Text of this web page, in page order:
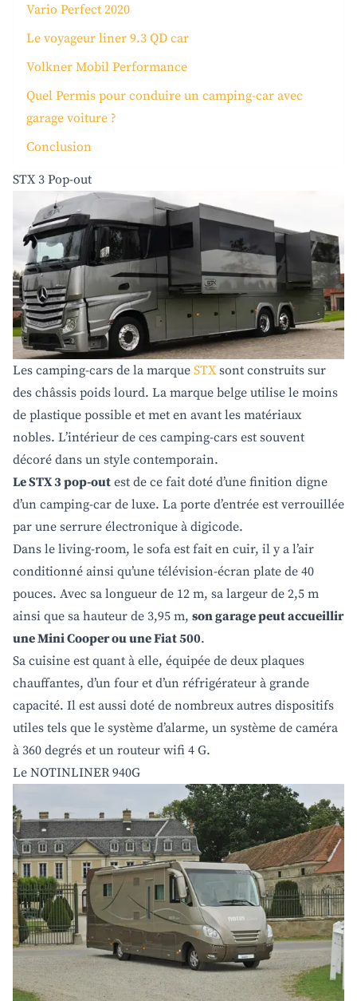
Vario Perfect 2020
Le voyageur liner 9.3 QD car
Volkner Mobil Performance
Quel Permis pour conduire un camping-car avec
garage voiture ?
Conclusion
STX 3 Pop-out
Les camping-cars de la marque STXsont construits sur
des châssis poids lourd. La marque belge utilise le moins
de plastique possible et met en avant les matériaux
nobles. L’intérieur de ces camping-cars est souvent
décoré dans un style contemporain.
Le STX 3 pop-out est de ce fait doté d’une finition digne
d’un camping-car de luxe. La porte d’entrée est verrouillée
par une serrure électronique à digicode.
Dans le living-room, le sofa est fait en cuir, il y a l’air
conditionné ainsi qu’une télévision-écran plate de 40
pouces. Avec sa longueur de 12 m, sa largeur de 2,5 m
ainsi que sa hauteur de 3,95 m, son garage peut accueillir
une Mini Cooper ou une Fiat 500.
Sa cuisine est quant à elle, équipée de deux plaques
chauffantes, d’un four et d’un réfrigérateur à grande
capacité. Il est aussi doté de nombreux autres dispositifs
utiles tels que le système d’alarme, un système de caméra
à 360 degrés et un routeur wifi 4 G.
Le NOTINLINER 940G